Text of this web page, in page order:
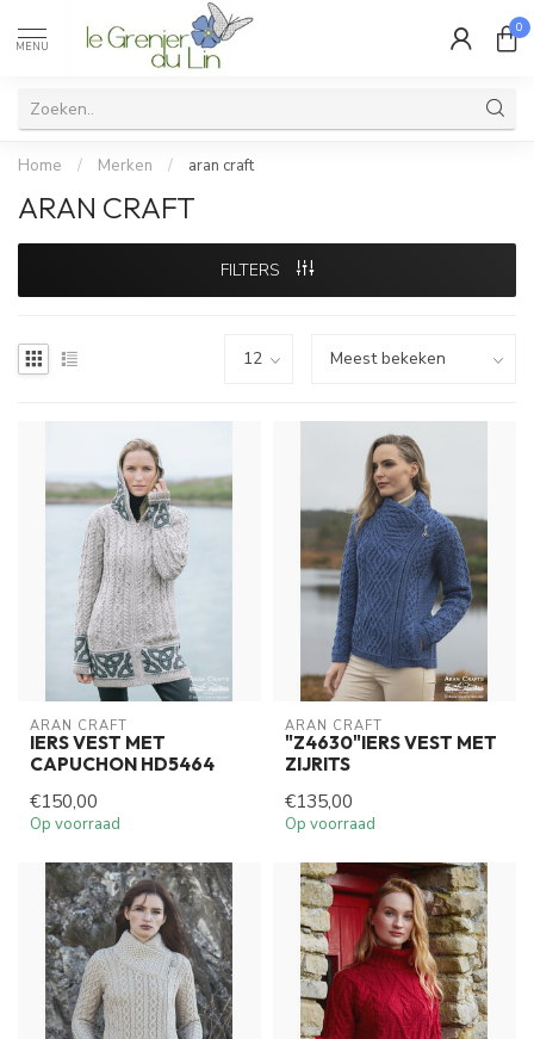
MENU
0
Home / Merken / aran craft
ARAN CRAFT
FILTERS
ARAN CRAFT
IERS VEST MET
CAPUCHON HD5464
€150,00
Op voorraad
ARAN CRAFT
"Z4630"IERS VEST MET
ZIJRITS
€135,00
Op voorraad